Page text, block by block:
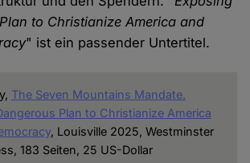
to Christianize America and
" ist ein passender Untertitel.
The Seven Mountains Mandate.
Plan to Christianize America
, Louisville 2025, Westminster
183 Seiten, 25 US-Dollar